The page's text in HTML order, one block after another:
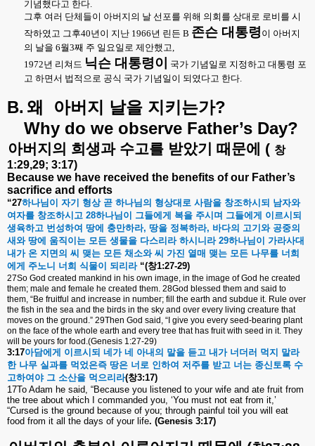
기념했다고 한다.
그후 여러 단체들이 아버지의 날 선포를 위해 의회를 상대로 로비를 시
작하였고 그후40년이 지난 1966년 린든 B 존슨 대통령 이 아버지
의 날을 6월3째 주 일요일로 제안했고,
1972년 리쳐드 닉슨 대통령이
국가 기념일로 지정하고 대통령 포
고 하면서 법적으로 공식 국가 기념일이 되였다고 한다.
B. 왜 아버지 날을 지키는가?
Why do we observe Father’s Day?
아버지의 희생과 수고를 받았기 때문에 ( 창
1:29,29; 3:17)
Because we have received the benefits of our Father’s
sacrifice and efforts
“27하나님이 자기 형상 곧 하나님의 형상대로 사람을 창조하시되 남자와
여자를 창조하시고 28하나님이 그들에게 복을 주시며 그들에게 이르시되
생육하고 번성하여 땅에 충만하라, 땅을 정복하라, 바다의 고기와 공중의
새와 땅에 움직이는 모든 생물을 다스리라 하시니라29하나님이 가라사대
내가 온 지면의 씨 맺는 모든 채소와 씨 가진 열매 맺는 모든 나무를 너희
에게 주노니 너희 식물이 되리라 “(창1:27-29)
27So God created mankind in his own image, in the image of God he created
them; male and female he created them. 28God blessed them and said to
them, “Be fruitful and increase in number; fill the earth and subdue it. Rule over
the fish in the sea and the birds in the sky and over every living creature that
moves on the ground.” 29Then God said, “I give you every seed-bearing plant
on the face of the whole earth and every tree that has fruit with seed in it. They
will be yours for food.(Genesis 1:27-29)
3:17아담에게 이르시되 네가 네 아내의 말을 듣고 내가 너더러 먹지 말라
한 나무 실과를 먹었은즉 땅은 너로 인하여 저주를 받고 너는 종신토록 수
고하여야 그 소산을 먹으리라(창3:17)
17To Adam he said, “Because you listened to your wife and ate fruit from
the tree about which I commanded you, ‘You must not eat from it,’
“Cursed is the ground because of you; through painful toil you will eat
food from it all the days of your life. (Genesis 3:17)